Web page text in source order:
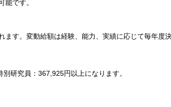
能です。
す。変動給額は経験、能力、実績に応じて毎年度決
研究員：367,925円以上になります。